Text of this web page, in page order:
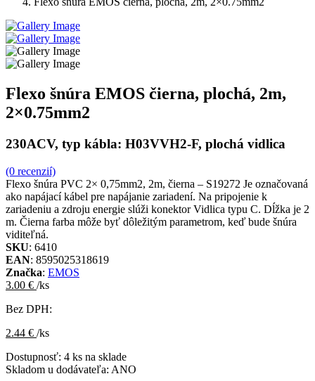
Flexo šnúra EMOS čierna, plochá, 2m,
2×0.75mm2
230ACV, typ kábla: H03VVH2-F, plochá vidlica
(0 recenzií)
Flexo šnúra PVC 2× 0,75mm2, 2m, čierna – S19272 Je označovaná
ako napájací kábel pre napájanie zariadení. Na pripojenie k
zariadeniu a zdroju energie slúži konektor Vidlica typu C. Dĺžka je 2
m. Čierna farba môže byť dôležitým parametrom, keď bude šnúra
viditeľná.
SKU: 6410
EAN: 8595025318619
Značka: EMOS
3.00 € /ks
Bez DPH:
2.44 € /ks
Dostupnosť: 4 ks na sklade
Skladom u dodávateľa: ANO